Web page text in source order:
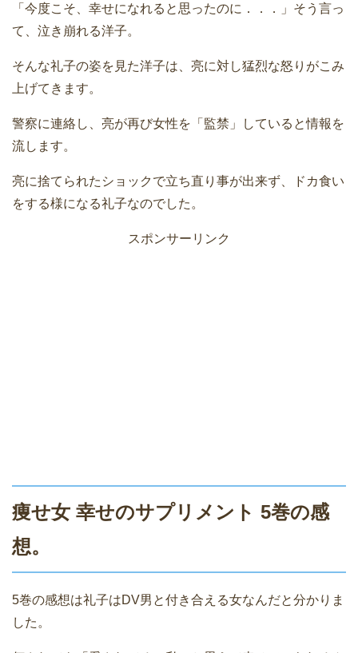
「今度こそ、幸せになれると思ったのに．．．」そう言っ
て、泣き崩れる洋子。
そんな礼子の姿を見た洋子は、亮に対し猛烈な怒りがこみ
上げてきます。
警察に連絡し、亮が再び女性を「監禁」していると情報を
流します。
亮に捨てられたショックで立ち直り事が出来ず、ドカ食い
をする様になる礼子なのでした。
スポンサーリンク
痩せ女 幸せのサプリメント 5巻の感
想。
5巻の感想は礼子はDV男と付き合える女なんだと分かりま
した。